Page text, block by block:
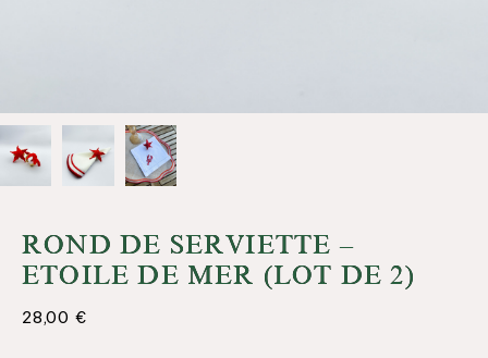
ROND DE SERVIETTE –
ETOILE DE MER (LOT DE 2)
28,00 €